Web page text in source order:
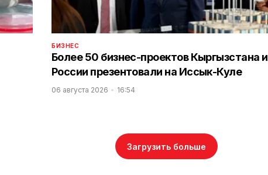
БИЗНЕС
Более 50 бизнес-проектов Кыргызстана и
России презентовали на Иссык-Куле
06 августа 2026 16:54
Загрузить больше